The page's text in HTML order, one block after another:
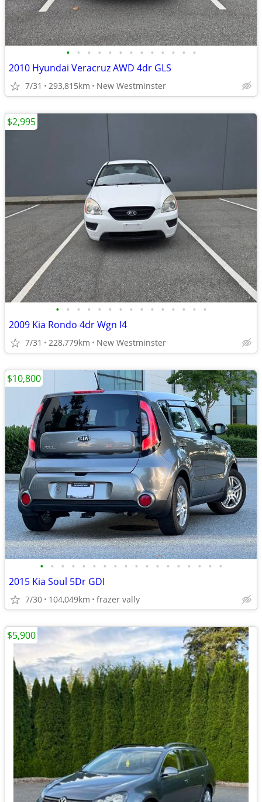
• • • • • • • • • • • • •
2010 Hyundai Veracruz AWD 4dr GLS
7/31 293,815km New Westminster
• • • • • • • • • • • • • • •
2009 Kia Rondo 4dr Wgn I4
7/31 228,779km New Westminster
$2,995
• • • • • • • • • • • • • • • • • •
2015 Kia Soul 5Dr GDI
7/30 104,049km frazer vally
$10,800
$5,900